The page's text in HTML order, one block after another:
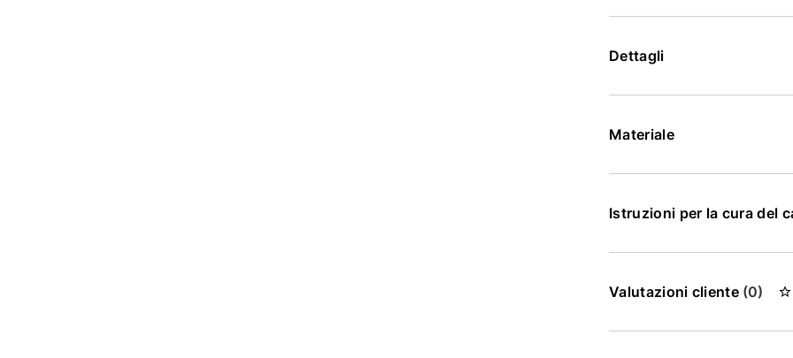
Dettagli
Materiale
Istruzioni per la cura del
Valutazioni cliente (0)